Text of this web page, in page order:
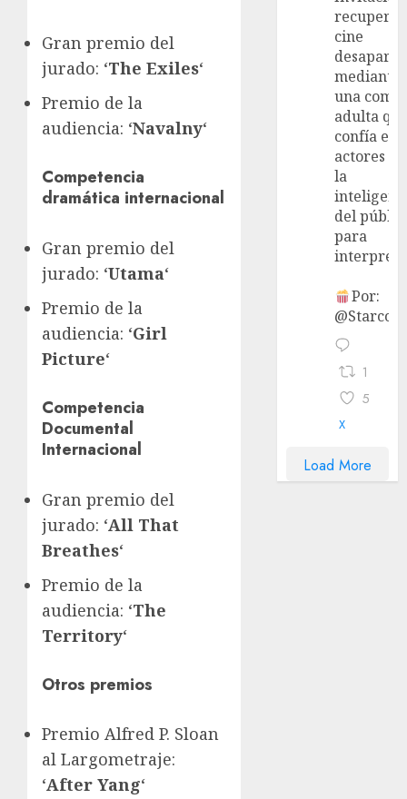
Gran premio del
jurado: ‘The Exiles‘
Premio de la
audiencia: ‘Navalny‘
Competencia
dramática internacional
Gran premio del
jurado: ‘Utama‘
Premio de la
audiencia: ‘Girl
Picture‘
Competencia
Documental
Internacional
Gran premio del
jurado: ‘All That
Breathes‘
Premio de la
audiencia: ‘The
Territory‘
Otros premios
Premio Alfred P. Sloan
al Largometraje:
‘After Yang‘
recupera
cine
mediante
una
adulta
confía en
actores y
la
del
para
Por:
1
5
X
Load More